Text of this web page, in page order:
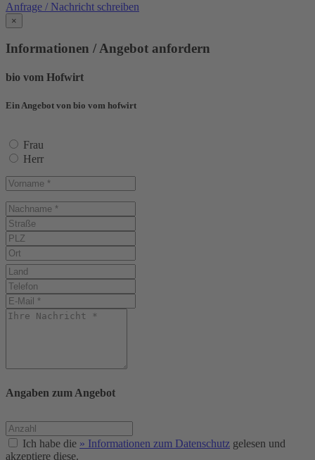
Anfrage / Nachricht schreiben
×
Informationen / Angebot anfordern
bio vom Hofwirt
Ein Angebot von bio vom hofwirt
Frau
Herr
Angaben zum Angebot
Ich habe die » Informationen zum Datenschutz gelesen und
akzeptiere diese.